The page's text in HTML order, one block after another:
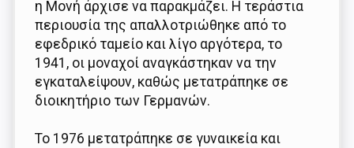
η Μονή άρχισε να παρακμάζει. Η τεράστια
περιουσία της απαλλοτριώθηκε από το
εφεδρικό ταμείο και λίγο αργότερα, το
1941, οι μοναχοί αναγκάστηκαν να την
εγκαταλείψουν, καθώς μετατράπηκε σε
διοικητήριο των Γερμανών.
Το 1976 μετατράπηκε σε γυναικεία και